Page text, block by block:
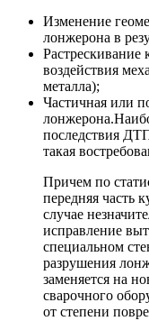
Изменение
лонжерона в
Растрескивание
воздействия
металла);
Частичная или
последствия
такая
Причем по
передняя часть
случае
исправление
специальном
разрушения
заменяется на
сварочного
от степени